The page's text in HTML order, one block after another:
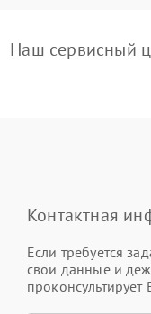
Наш сервисный
Контактная
Если требуется
свои данные и
проконсультирует